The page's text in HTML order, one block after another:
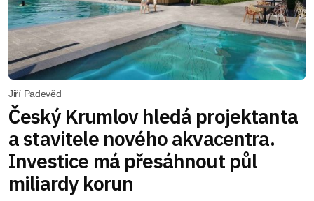
Jiří Padevěd
Český Krumlov hledá projektanta
a stavitele nového akvacentra.
Investice má přesáhnout půl
miliardy korun